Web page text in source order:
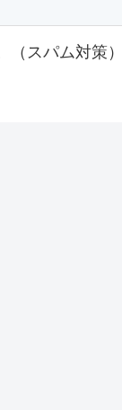
スパム対策）